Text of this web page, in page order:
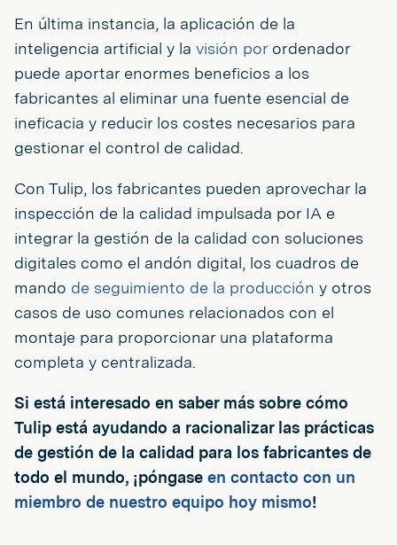
En última instancia, la aplicación de la
inteligencia artificial y la visión por ordenador
puede aportar enormes beneficios a los
fabricantes al eliminar una fuente esencial de
ineficacia y reducir los costes necesarios para
gestionar el control de calidad.
Con Tulip, los fabricantes pueden aprovechar la
inspección de la calidad impulsada por IA e
integrar la gestión de la calidad con soluciones
digitales como el andón digital, los cuadros de
mando de seguimiento de la producción y otros
casos de uso comunes relacionados con el
montaje para proporcionar una plataforma
completa y centralizada.
Si está interesado en saber más sobre cómo
Tulip está ayudando a racionalizar las prácticas
de gestión de la calidad para los fabricantes de
todo el mundo, ¡póngase en contacto con un
miembro de nuestro equipo hoy mismo!